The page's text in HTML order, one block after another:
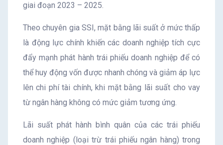
giai đoạn 2023 – 2025.
Theo chuyên gia SSI, mặt bằng lãi suất ở mức thấp
là động lực chính khiến các doanh nghiệp tích cực
đẩy mạnh phát hành trái phiếu doanh nghiệp để có
thể huy động vốn được nhanh chóng và giảm áp lực
lên chi phí tài chính, khi mặt bằng lãi suất cho vay
từ ngân hàng không có mức giảm tương ứng.
Lãi suất phát hành bình quân của các trái phiếu
doanh nghiệp (loại trừ trái phiếu ngân hàng) trong